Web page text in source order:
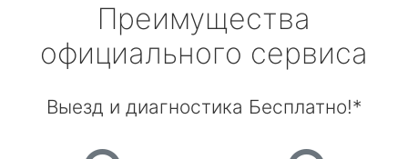
Преимущества
официального сервиса
Выезд и диагностика Бесплатно!*